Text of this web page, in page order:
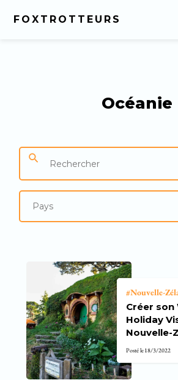
FOXTROTTEURS
Océanie
Pays
Nouvelle-
Créer son
Holiday
Nouvelle-
Posté le18/3/2022